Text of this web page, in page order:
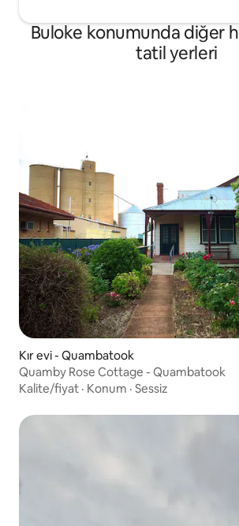
Buloke konumunda diğer
tatil yerleri
Kır evi - Quambatook
Quamby Rose Cottage - Quambatook
Kalite/fiyat · Konum · Sessiz